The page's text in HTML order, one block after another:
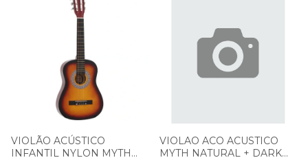
VIOLÃO ACÚSTICO
INFANTIL NYLON MYTH
VIOLAO ACO ACUSTICO
MYTH NATURAL + DARK